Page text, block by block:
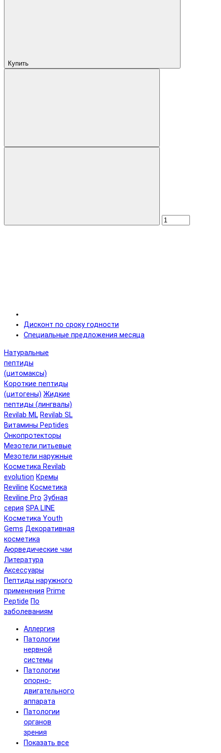
Купить
Дисконт по сроку годности
Специальные предложения месяца
Натуральные
пептиды
(цитомаксы)
Короткие пептиды
(цитогены) Жидкие
пептиды (лингвалы)
Revilab ML Revilab SL
Витамины Peptides
Онкопротекторы
Мезотели питьевые
Мезотели наружные
Косметика Revilab
evolution Кремы
Reviline Косметика
Reviline Pro Зубная
серия SPA LINE
Косметика Youth
Gems Декоративная
косметика
Аюрведические чаи
Литература
Аксессуары
Пептиды наружного
применения Prime
Peptide По
заболеваниям
Аллергия
Патологии
нервной
системы
Патологии
опорно-
двигательного
аппарата
Патологии
органов
зрения
Показать все